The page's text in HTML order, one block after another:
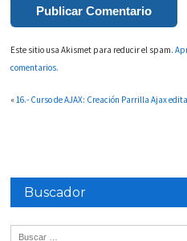
Este sitio usa Akismet para reducir el spam.
comentarios.
«16.- Curso de AJAX: Creación Parrilla Ajax
Buscador